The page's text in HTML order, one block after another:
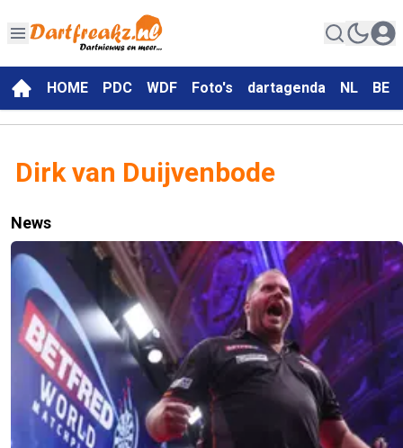
HOME PDC WDF Foto's dartagenda NL BE
Dirk van Duijvenbode
News